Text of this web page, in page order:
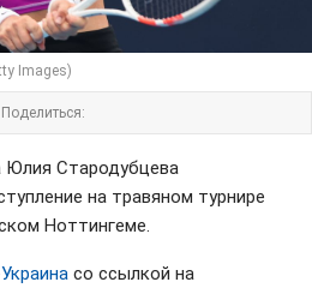
Images)
Поделиться:
Юлия Стародубцева
на травяном турнире
Ноттингеме.
со ссылкой на